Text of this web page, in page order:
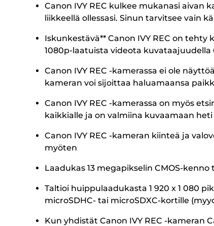
Canon IVY REC kulkee mukanasi aivan
liikkeellä ollessasi. Sinun tarvitsee vain
Iskunkestävä** Canon IVY REC on
1080p-laatuista videota kuvataajuudella
Canon IVY REC -kamerassa ei ole
kameran voi sijoittaa haluamaansa
Canon IVY REC -kamerassa on myös
kaikkialle ja on valmiina kuvaamaan
Canon IVY REC -kameran kiinteä ja
myöten
Laadukas 13 megapikselin CMOS-
Taltioi huippulaadukasta 1 920 x 1 080
microSDHC- tai microSDXC-kortille
Kun yhdistät Canon IVY REC -kameran